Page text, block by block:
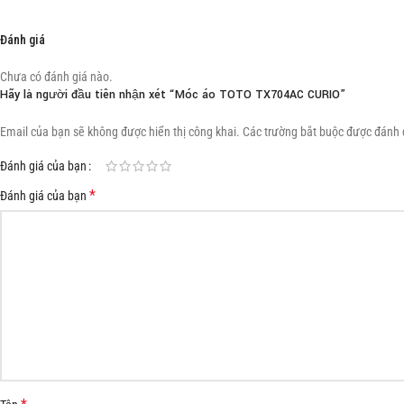
Đánh giá
Chưa có đánh giá nào.
Hãy là người đầu tiên nhận xét “Móc áo TOTO TX704AC CURIO”
Email của bạn sẽ không được hiển thị công khai. Các trường bắt buộc được đánh
Đánh giá của bạn
Đánh giá của bạn *